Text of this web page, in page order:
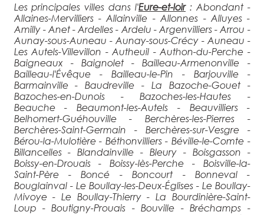
Les principales villes dans l'Eure-et-loir: Abondant -
Allaines-Mervilliers - Allainville - Allonnes - Alluyes -
Amilly - Anet - Ardelles - Ardelu - Argenvilliers - Arrou -
Aunay-sous-Auneau - Aunay-sous-Crécy - Auneau -
Les Autels-Villevillon - Autheuil - Authon-du-Perche -
Baigneaux - Baignolet - Bailleau-Armenonville -
Bailleau-l'Évêque - Bailleau-le-Pin - Barjouville -
Barmainville - Baudreville - La Bazoche-Gouet -
Bazoches-en-Dunois - Bazoches-les-Hautes -
Beauche - Beaumont-les-Autels - Beauvilliers -
Belhomert-Guéhouville - Berchères-les-Pierres -
Berchères-Saint-Germain - Berchères-sur-Vesgre -
Bérou-la-Mulotière - Béthonvilliers - Béville-le-Comte -
Billancelles - Blandainville - Bleury - Boisgasson -
Boissy-en-Drouais - Boissy-lès-Perche - Boisville-la-
Saint-Père - Boncé - Boncourt - Bonneval -
Bouglainval - Le Boullay-les-Deux-Églises - Le Boullay-
Mivoye - Le Boullay-Thierry - La Bourdinière-Saint-
Loup - Boutigny-Prouais - Bouville - Bréchamps -